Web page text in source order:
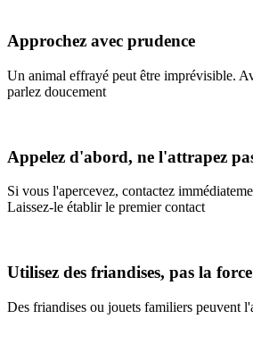
Approchez avec prudence
Un animal effrayé peut être imprévisible.
parlez doucement
Appelez d'abord, ne l'attrapez
Si vous l'apercevez, contactez
Laissez-le établir le premier contact
Utilisez des friandises, pas la force
Des friandises ou jouets familiers peuvent